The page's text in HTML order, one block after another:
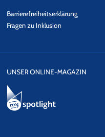
Barrierefreiheitserklärung
Fragen zu Inklusion
UNSER ONLINE-MAGAZIN